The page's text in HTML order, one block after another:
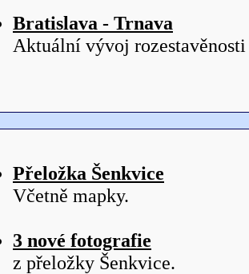
Bratislava - Trnava
Aktuální vývoj
Přeložka Šenkvice
Včetně mapky.
3 nové fotografie
z přeložky Šenkvice.